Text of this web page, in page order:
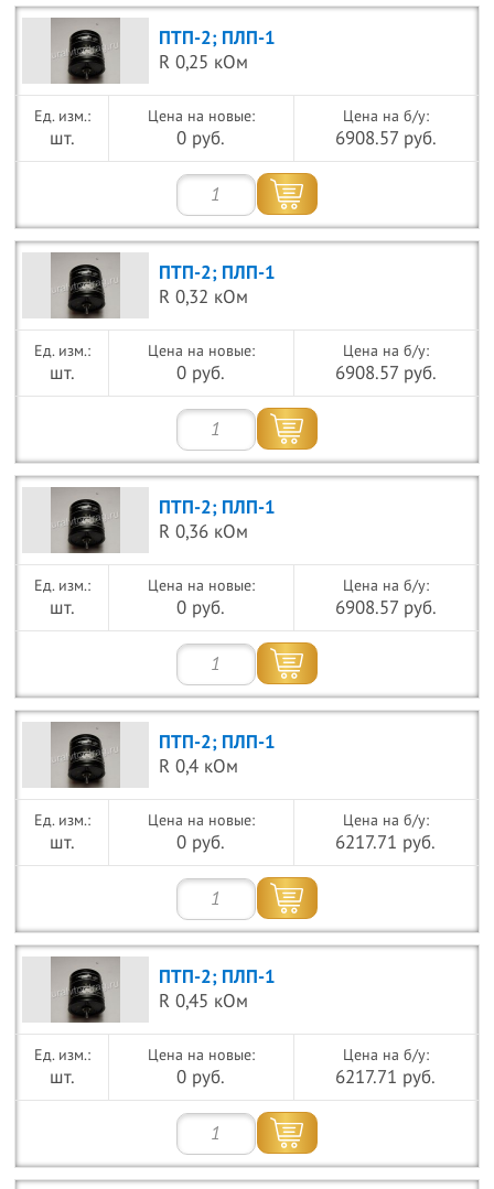
ПТП-2; ПЛП-1
R 0,25 кОм
шт.
Цена на новые:
0 руб.
Цена на б/у:
6908.57 руб.
ПТП-2; ПЛП-1
R 0,32 кОм
шт.
Цена на новые:
0 руб.
Цена на б/у:
6908.57 руб.
ПТП-2; ПЛП-1
R 0,36 кОм
шт.
Цена на новые:
0 руб.
Цена на б/у:
6908.57 руб.
ПТП-2; ПЛП-1
R 0,4 кОм
шт.
Цена на новые:
0 руб.
Цена на б/у:
6217.71 руб.
ПТП-2; ПЛП-1
R 0,45 кОм
шт.
Цена на новые:
0 руб.
Цена на б/у:
6217.71 руб.